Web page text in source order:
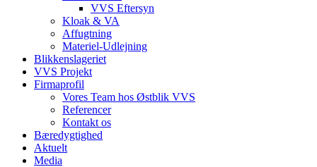
VVS Eftersyn
Kloak & VA
Affugtning
Materiel-Udlejning
Blikkenslageriet
VVS Projekt
Firmaprofil
Vores Team hos Østblik VVS
Referencer
Kontakt os
Bæredygtighed
Aktuelt
Media